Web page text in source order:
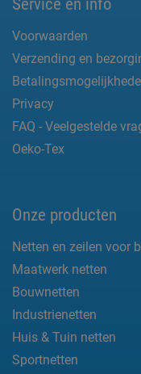
Voorwaarden
Verzending en
Privacy
FAQ - Veelgestelde
Oeko-Tex
Onze producten
Netten en zeilen voor
Maatwerk netten
Bouwnetten
Industrienetten
Huis & Tuin netten
Sportnetten